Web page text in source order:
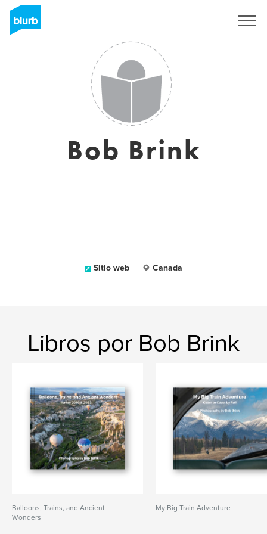
Bob Brink
Sitio web Canada
Libros por Bob Brink
Balloons, Trains, and Ancient
Wonders
My Big Train Adventure